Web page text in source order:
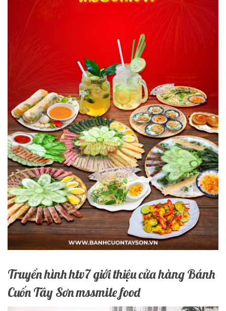
Truyền hình htv7 giới thiệu cửa hàng Bánh
Cuốn Tây Sơn mssmile food